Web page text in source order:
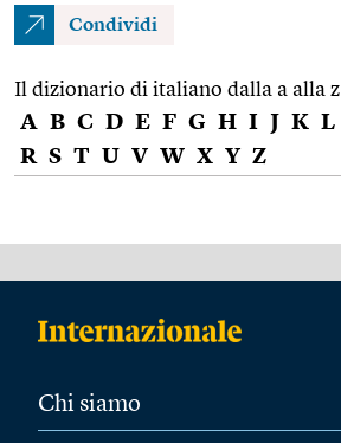
Condividi
Il dizionario di italiano dalla a alla z
A B C D E F G H I J K L
R S T U V W X Y Z
Chi siamo